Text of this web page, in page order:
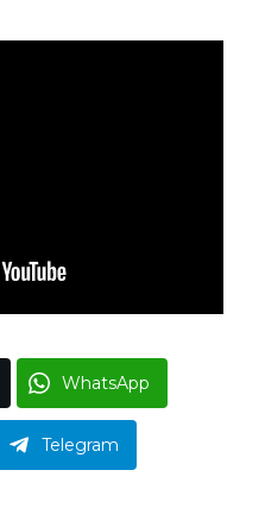
WhatsApp
Telegram